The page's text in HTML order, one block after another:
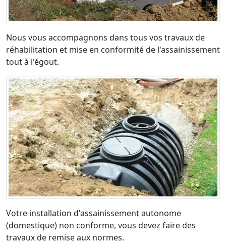
Nous vous accompagnons dans tous vos travaux de
réhabilitation et mise en conformité de l'assainissement
tout à l'égout.
Votre installation d'assainissement autonome
(domestique) non conforme, vous devez faire des
travaux de remise aux normes.